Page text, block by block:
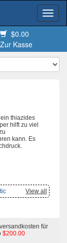
$0.00
Zur Kasse
thiazides
hilft zu viel
kann. Es
View all
für
$200.00